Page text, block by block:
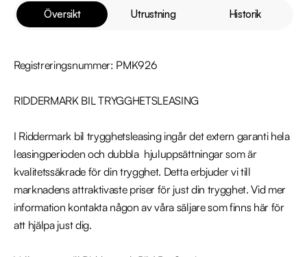
Översikt Utrustning Historik
Registreringsnummer: PMK926
RIDDERMARK BIL TRYGGHETSLEASING
I Riddermark bil trygghetsleasing ingår det extern garanti hela
leasingperioden och dubbla  hjuluppsättningar som är
kvalitetssäkrade för din trygghet. Detta erbjuder vi till
marknadens attraktivaste priser för just din trygghet. Vid mer
information kontakta någon av våra säljare som finns här för
att hjälpa just dig.